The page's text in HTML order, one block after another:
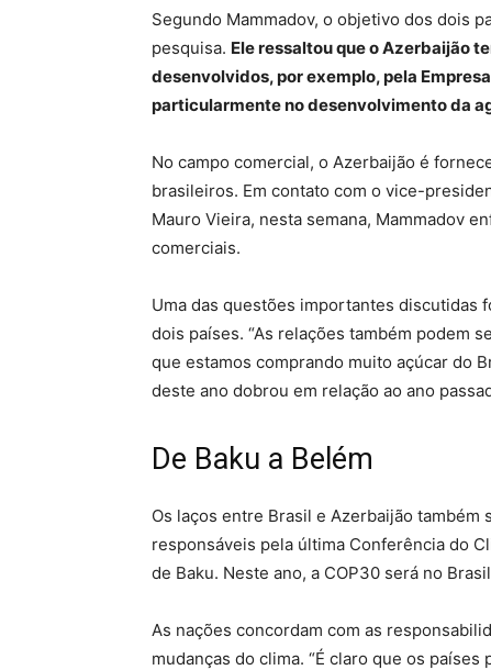
Segundo Mammadov, o objetivo dos dois
pesquisa. Ele ressaltou que o Azerbaijão
desenvolvidos, por exemplo, pela
particularmente no desenvolvimento da
No campo comercial, o Azerbaijão é
brasileiros. Em contato com o vice-
Mauro Vieira, nesta semana, Mammadov
comerciais.
Uma das questões importantes discutidas
dois países. “As relações também podem
que estamos comprando muito açúcar do
deste ano dobrou em relação ao ano
De Baku a Belém
Os laços entre Brasil e Azerbaijão
responsáveis pela última Conferência do
de Baku. Neste ano, a COP30 será no
As nações concordam com as
mudanças do clima. “É claro que os